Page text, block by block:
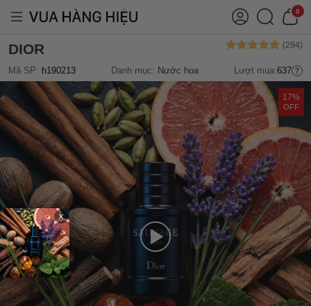
0
DIOR
Mã SP: h190213 Danh mục: Nước hoa Lượt mua:637
17%
OFF